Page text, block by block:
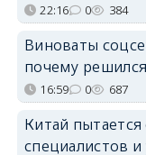
22:16 0 384
Виноваты
почему
16:59 0 687
Китай
специалистов